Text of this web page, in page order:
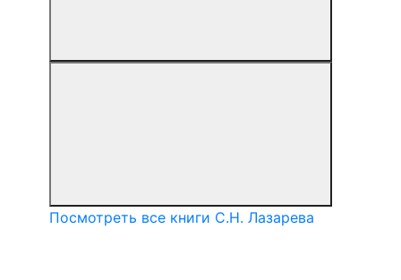
Посмотреть все книги С.Н. Лазарева